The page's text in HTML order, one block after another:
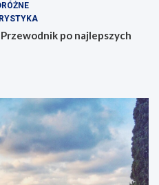
po najlepszych